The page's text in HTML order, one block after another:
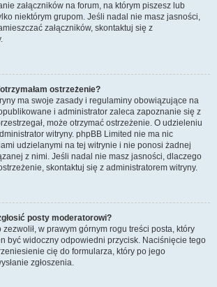
załączników na forum, na którym piszesz lub
niektórym grupom. Jeśli nadal nie masz jasności,
załączników, skontaktuj się z
ostrzeżenie?
ma swoje zasady i regulaminy obowiązujące na
i administrator zaleca zapoznanie się z
może otrzymać ostrzeżenie. O udzieleniu
witryny. phpBB Limited nie ma nic
udzielanymi na tej witrynie i nie ponosi żadnej
z nimi. Jeśli nadal nie masz jasności, dlaczego
skontaktuj się z administratorem witryny.
posty moderatorowi?
w prawym górnym rogu treści posta, który
być widoczny odpowiedni przycisk. Naciśnięcie tego
cię do formularza, który po jego
zgłoszenia.